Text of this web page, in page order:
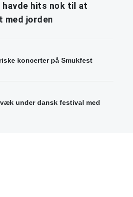
havde hits nok til at
med jorden
koncerter på Smukfest
under dansk festival med